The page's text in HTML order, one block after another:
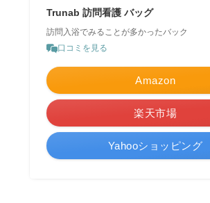
Trunab 訪問看護 バッグ
訪問入浴でみることが多かったバック
口コミを見る
Amazon
楽天市場
Yahooショッピング